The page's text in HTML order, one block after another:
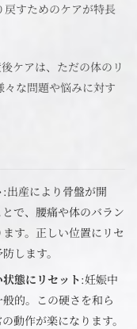
すためのケアが特長
ケアは、ただの体のリ
な問題や悩みに対す
:出産により骨盤が開
で、腰痛や体のバラン
す。正しい位置にリセ
します。
態にリセット:妊娠中
的。この硬さを和ら
動作が楽になります。